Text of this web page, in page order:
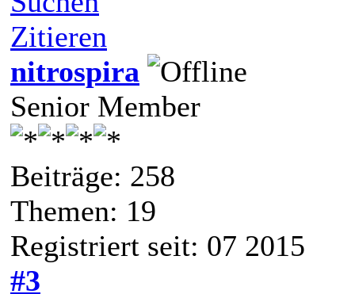
Zitieren
nitrospira
Senior Member
Beiträge: 258
Themen: 19
Registriert seit: 07 2015
#3